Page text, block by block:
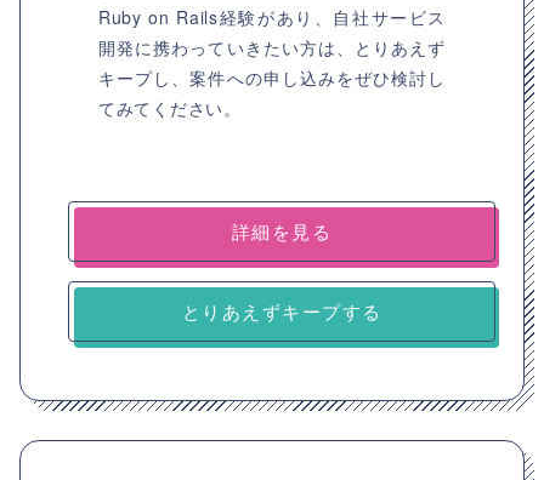
Ruby on Rails経験があり、自社サービス
開発に携わっていきたい方は、とりあえず
キープし、案件への申し込みをぜひ検討し
てみてください。
詳細を見る
とりあえずキープする